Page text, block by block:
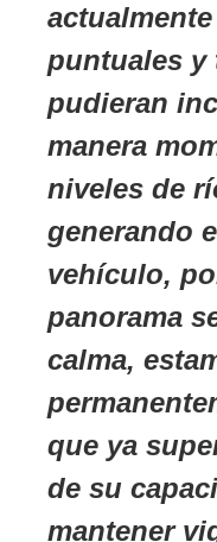
puntuales y
pudieran
manera
niveles de
generando
vehículo,
panorama
calma,
que ya
de su
mantener